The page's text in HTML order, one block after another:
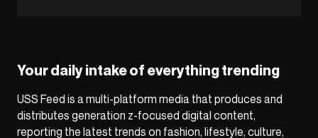
Your daily intake of everything trending
USS Feed is a multi-platform media that produces and
distributes generation z-focused digital content,
reporting the latest trends on fashion, lifestyle, culture,